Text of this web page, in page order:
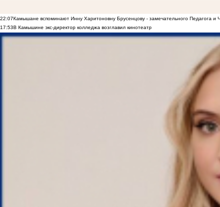
22:07Камышане вспоминают Инну Харитоновну Брусенцову - замечательного Педагога и
17:53В Камышине экс-директор колледжа возглавил кинотеатр